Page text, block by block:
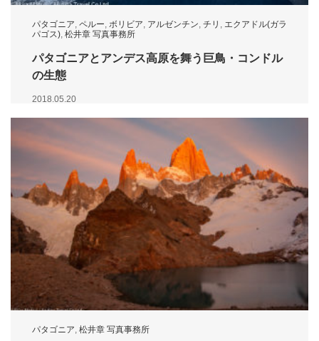
パタゴニア, ペルー, ボリビア, アルゼンチン, チリ , エクアドル(ガラ
パゴス), 松井章 写真事務所
パタゴニアとアンデス高原を舞う巨鳥・コンドル
の生態
2018.05.20
パタゴニア 松井章 写真事務所